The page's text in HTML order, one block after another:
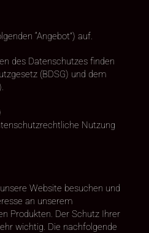
“Angebot”) auf.
des Datenschutzes finden
(BDSG) und dem
Nutzung
Website besuchen und
an unserem
Produkten. Der Schutz Ihrer
wichtig. Die nachfolgende